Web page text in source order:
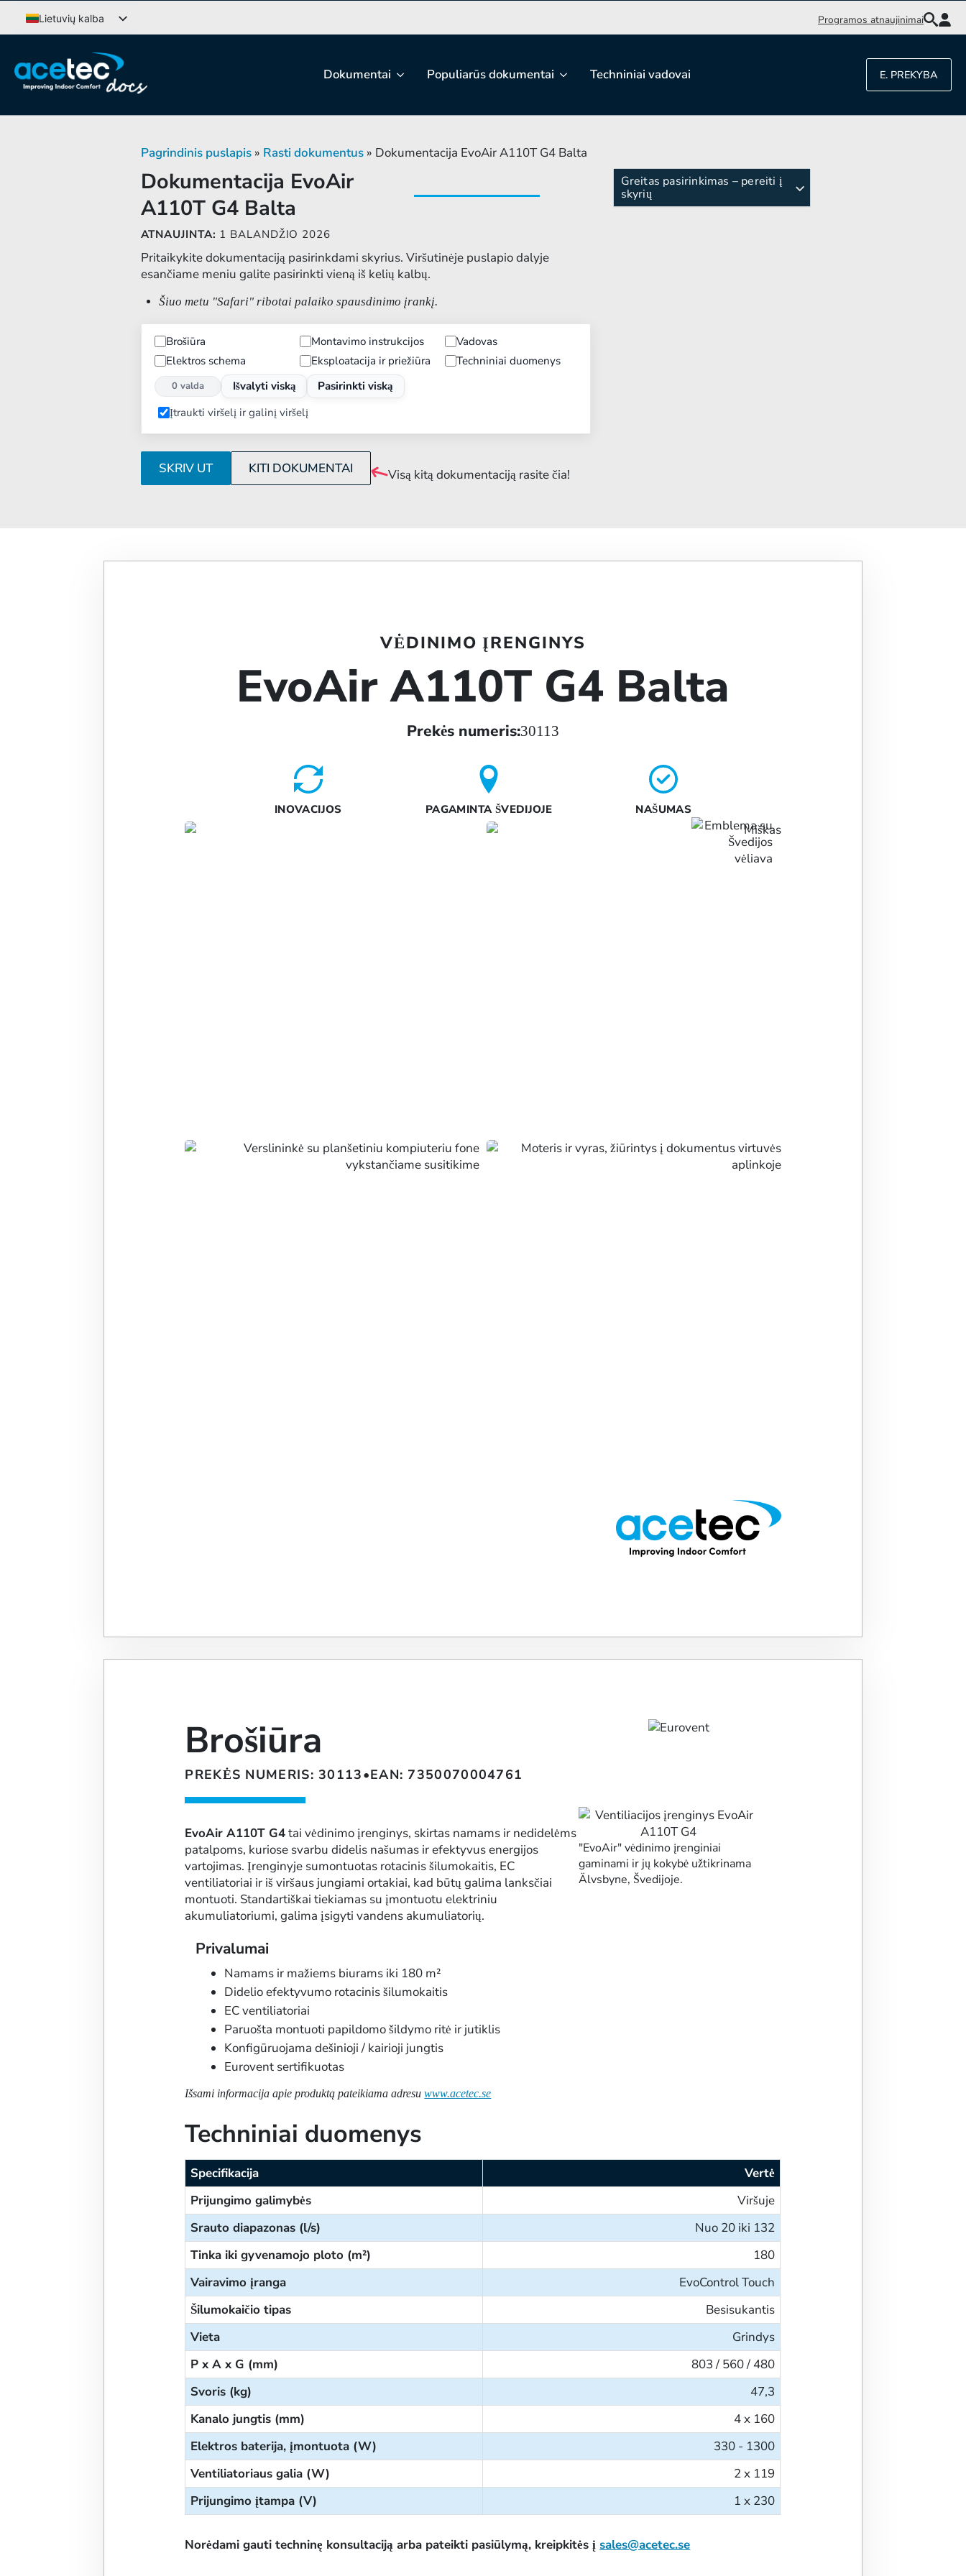
Pereiti
prie
Lietuvių kalba
English (UK)
Deutsch
Dansk
Programos atnaujinimai
Dokumentai Populiarūs dokumentai Techniniai vadovai E. PREKYBA
Pagrindinis puslapis» Rasti dokumentus» Dokumentacija EvoAir A110T G4 Balta
Dokumentacija EvoAir
A110T G4 Balta
ATNAUJINTA: 1 BALANDŽIO 2026
Pritaikykite dokumentaciją pasirinkdami skyrius. Viršutinėje puslapio dalyje
esančiame meniu galite pasirinkti vieną iš kelių kalbų.
Šiuo metu "Safari" ribotai palaiko spausdinimo įrankį.
Brošiūra Montavimo instrukcijos
Vadovas
Elektros schema
Eksploatacija ir priežiūra Techniniai duomenys
0 valda Išvalyti viską
Pasirinkti viską
Įtraukti viršelį ir galinį viršelį
SKRIV UT KITI DOKUMENTAI Visą kitą dokumentaciją rasite čia!
Greitas pasirinkimas – pereiti į
skyrių
VĖDINIMO ĮRENGINYS
EvoAir A110T G4 Balta
Prekės numeris:30113
INOVACIJOS PAGAMINTA ŠVEDIJOJE NAŠUMAS
Brošiūra
PREKĖS NUMERIS: 30113•EAN: 7350070004761
EvoAir A110T G4tai vėdinimo įrenginys, skirtas namams ir nedidelėms
patalpoms, kuriose svarbu didelis našumas ir efektyvus energijos
vartojimas. Įrenginyje sumontuotas rotacinis šilumokaitis, EC
ventiliatoriai ir iš viršaus jungiami ortakiai, kad būtų galima lanksčiai
montuoti. Standartiškai tiekiamas su įmontuotu elektriniu
akumuliatoriumi, galima įsigyti vandens akumuliatorių.
Privalumai
Namams ir mažiems biurams iki 180 m²
Didelio efektyvumo rotacinis šilumokaitis
EC ventiliatoriai
Paruošta montuoti papildomo šildymo ritė ir jutiklis
Konfigūruojama dešinioji / kairioji jungtis
Eurovent sertifikuotas
Išsami informacija apie produktą pateikiama adresuwww.acetec.se
"EvoAir" vėdinimo įrenginiai
gaminami ir jų kokybė užtikrinama
Älvsbyne, Švedijoje.
Techniniai duomenys
Specifikacija
Vertė
Prijungimo galimybės
Viršuje
Srauto diapazonas (l/s)
Nuo 20 iki 132
Tinka iki gyvenamojo ploto (m²)
180
Vairavimo įranga
EvoControl Touch
Šilumokaičio tipas
Besisukantis
Vieta
Grindys
P x A x G (mm)
803 / 560 / 480
Svoris (kg)
47,3
Kanalo jungtis (mm)
4 x 160
Elektros baterija, įmontuota (W)
330 - 1300
Ventiliatoriaus galia (W)
2 x 119
Prijungimo įtampa (V)
1 x 230
Norėdami gauti techninę konsultaciją arba pateikti pasiūlymą, kreipkitės įsales@acetec.se